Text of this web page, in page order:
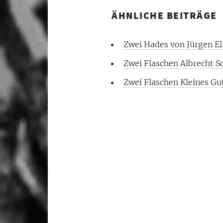
ÄHNLICHE BEITRÄGE
Zwei Hades von Jürgen
Zwei Flaschen Albrecht
Zwei Flaschen Kleines